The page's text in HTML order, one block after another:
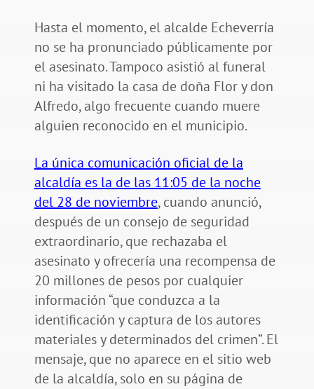
Hasta el momento, el alcalde Echeverría
no se ha pronunciado públicamente por
el asesinato. Tampoco asistió al funeral
ni ha visitado la casa de doña Flor y don
Alfredo, algo frecuente cuando muere
alguien reconocido en el municipio.
La única comunicación oficial de la
alcaldía es la de las 11:05 de la noche
del 28 de noviembre, cuando anunció,
después de un consejo de seguridad
extraordinario, que rechazaba el
asesinato y ofrecería una recompensa de
20 millones de pesos por cualquier
información “que conduzca a la
identificación y captura de los autores
materiales y determinados del crimen”. El
mensaje, que no aparece en el sitio web
de la alcaldía, solo en su página de